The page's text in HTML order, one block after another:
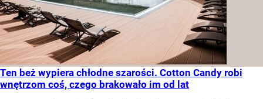
Ten beż wypiera chłodne szarości. Cotton Candy robi
wnętrzom coś, czego brakowało im od lat